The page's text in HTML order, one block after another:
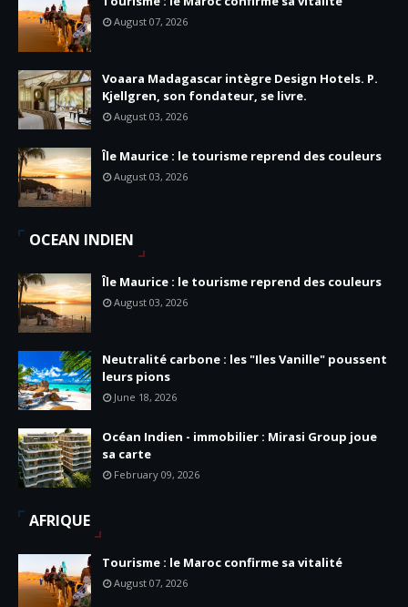
August 07, 2026
Voaara Madagascar intègre Design Hotels. P.
Kjellgren, son fondateur, se livre.
August 03, 2026
Île Maurice : le tourisme reprend des couleurs
August 03, 2026
OCEAN INDIEN
Île Maurice : le tourisme reprend des couleurs
August 03, 2026
Neutralité carbone : les "Iles Vanille" poussent
leurs pions
June 18, 2026
Océan Indien - immobilier : Mirasi Group joue
sa carte
February 09, 2026
AFRIQUE
Tourisme : le Maroc confirme sa vitalité
August 07, 2026